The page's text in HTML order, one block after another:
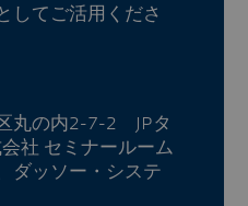
してご活用くださ
丸の内2-7-2 JPタ
社 セミナールーム
ダッソー・システ